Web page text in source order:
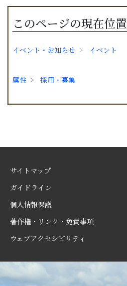
このページの現在位置
イベント・お知らせ イベント
属性 採用・募集
サイトマップ
ガイドライン
個人情報保護
著作権・リンク・免責事項
ウェブアクセシビリティ